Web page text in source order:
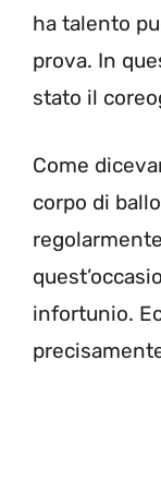
ha talento
prova. In
stato il
Come
corpo di
infortunio.